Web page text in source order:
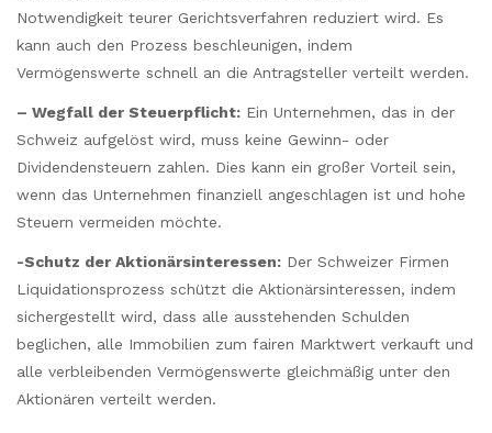
Notwendigkeit teurer Gerichtsverfahren reduziert wird. Es
kann auch den Prozess beschleunigen, indem
Vermögenswerte schnell an die Antragsteller verteilt werden.
– Wegfall der Steuerpflicht: Ein Unternehmen, das in der
Schweiz aufgelöst wird, muss keine Gewinn- oder
Dividendensteuern zahlen. Dies kann ein großer Vorteil sein,
wenn das Unternehmen finanziell angeschlagen ist und hohe
Steuern vermeiden möchte.
-Schutz der Aktionärsinteressen: Der Schweizer Firmen
Liquidationsprozess schützt die Aktionärsinteressen, indem
sichergestellt wird, dass alle ausstehenden Schulden
beglichen, alle Immobilien zum fairen Marktwert verkauft und
alle verbleibenden Vermögenswerte gleichmäßig unter den
Aktionären verteilt werden.